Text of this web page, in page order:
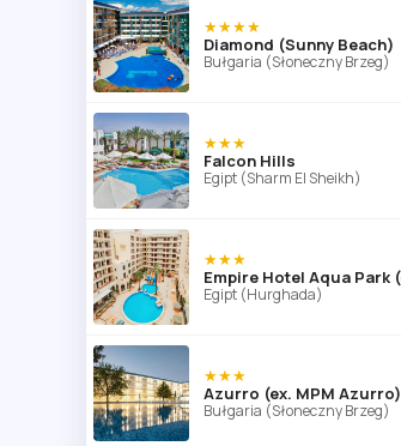
★★★★
Diamond (Sunny Beach)
Bułgaria (Słoneczny Brzeg)
★★★
Falcon Hills
Egipt (Sharm El Sheikh)
★★★
Egipt (Hurghada)
★★★
Azurro (ex. MPM Azurro)
Bułgaria (Słoneczny Brzeg)